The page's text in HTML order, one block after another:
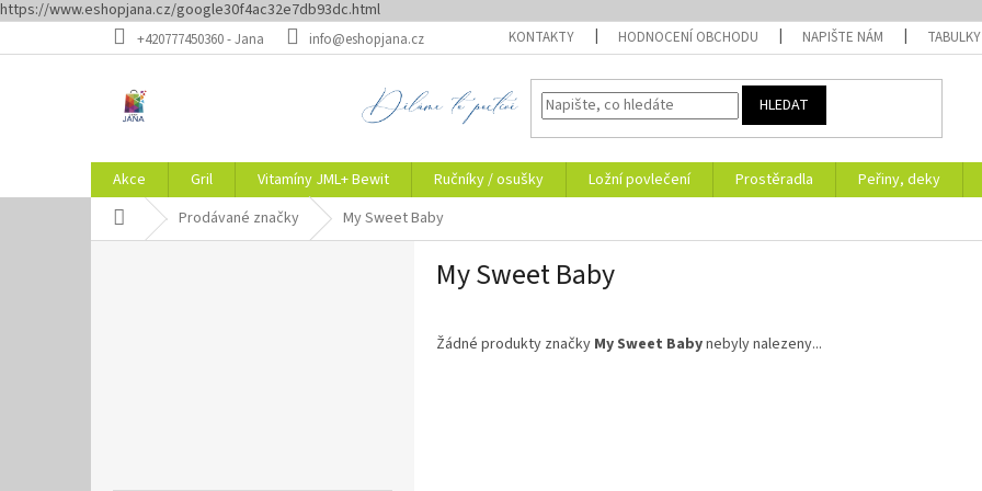
https://www.eshopjana.cz/google30f4ac32e7db93dc.html
na
+420777450360 - Jana info@eshopjana.cz KONTAKTY HODNOCENÍ OBCHODU NAPIŠTE NÁM TABULKY
HLEDAT
Akce Gril Vitamíny JML+ Bewit Ručníky / osušky Ložní povlečení Prostěradla Peřiny, deky
Domů Prodávané značky My Sweet Baby
My Sweet Baby
Žádné produkty značky My Sweet Babynebyly nalezeny...